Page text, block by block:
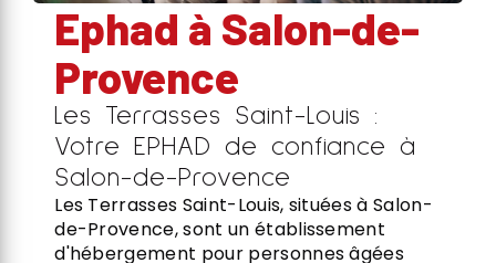
Ephad à Salon-de-
Provence
Les Terrasses Saint-Louis :
Votre EPHAD de confiance à
Salon-de-Provence
Les Terrasses Saint-Louis, situées à Salon-
de-Provence, sont un établissement
d'hébergement pour personnes âgées